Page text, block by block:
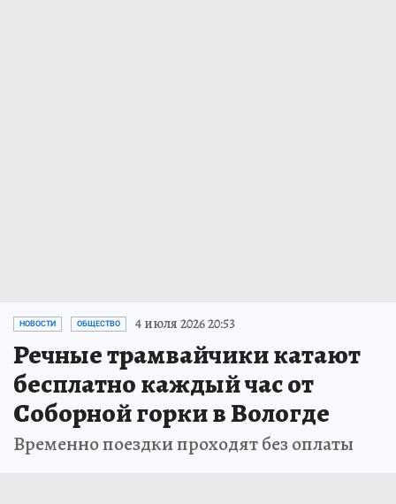
НОВОСТИ ОБЩЕСТВО 4 июля 2026 20:53
Речные трамвайчики катают
бесплатно каждый час от
Соборной горки в Вологде
Временно поездки проходят без оплаты